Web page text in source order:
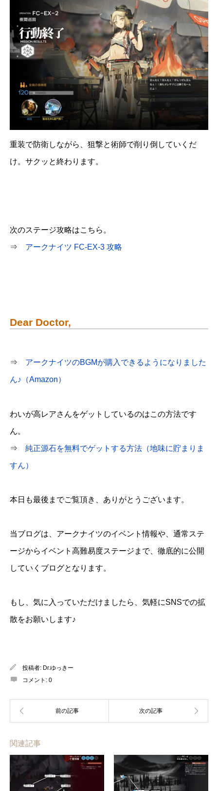
重装で防衛しながら、狙撃と術師で削り倒していくだ
け。サクッと終わります。
次のステージ攻略はこちら。
⇒ アークナイツ FC-EX-3 攻略
Dear Doctor,
⇒ アークナイツのBGMが購入できるようになりました
ん♪（Amazon）
わいが高レアさんをゲットしているのはこの方法です
ん。
⇒ 純正源石を無料でゲットする方法（地味に貯まりま
すん）
本日も最後までご覧頂き、ありがとうございます。
当ブログは、アークナイツのイベント情報や、通常ステ
ージからイベント高難易度ステージまで、徹底的に公開
していくブログとなります。
もし、気に入っていただけましたら、気軽にSNSでの拡
散をお願いします♪
投稿者: Dr.ゆっきー
コメント: 0
関連記事